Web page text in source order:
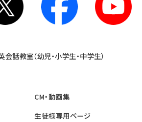
話教室（幼児・小学生・中学生）
CM・動画集
生徒様専用ページ